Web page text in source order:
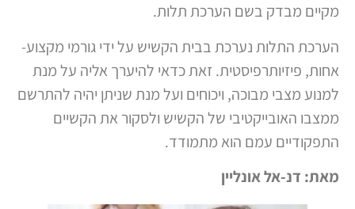
מקיים מבדק בשם הערכת תלות.
הערכת התלות נערכת בבית הקשיש על ידי גורמי מקצוע-
אחות, פיזיותרפיסטית. זאת כדאי להיערך אליה על מנת
למנוע מצבי מבוכה, ויכוחים ועל מנת שניתן יהיה להתרשם
ממצבו האובייקטיבי של הקשיש ולסקור את הקשיים
התפקודיים עמם הוא מתמודד.
מאת: דנ-אל אונליין